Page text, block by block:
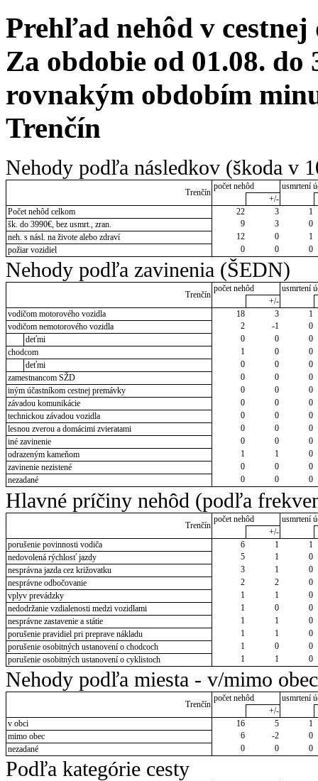
Prehľad nehôd v cestnej
Za obdobie od 01.08. do
rovnakým obdobím
Trenčín
Nehody podľa následkov (škoda v
Trenčín
počet nehôd
usmrtení
+/-
Počet nehôd celkom
22 3
1
šk. do 3990€, bez usmrt., zran.
9 3
0
neh. s násl. na živote alebo zdraví
12 0
1
požiar vozidiel
0 0 0
Nehody podľa zavinenia (ŠEDN)
Trenčín
počet nehôd
usmrtení
+/-
vodičom motorového vozidla
18 3
1
vodičom nemotorového vozidla
2 -1
0
deťmi
0 0
0
chodcom
1 0
0
deťmi
0 0
0
zamestnancom SŽD
0 0
0
iným účastníkom cestnej premávky
0 0
0
závadou komunikácie
0 0
0
technickou závadou vozidla
0 0
0
lesnou zverou a domácimi zvieratami
0 0
0
iné zavinenie
0 0
0
odrazeným kameňom
1 1
0
zavinenie nezistené
0 0
0
nezadané
0 0 0
Hlavné príčiny nehôd (podľa
Trenčín
počet nehôd
usmrtení
+/-
porušenie povinnosti vodiča
6 1
1
nedovolená rýchlosť jazdy
5 1
0
nesprávna jazda cez križovatku
3 1
0
nesprávne odbočovanie
2 2
0
vplyv prevádzky
1 1
0
nedodržanie vzdialenosti medzi vozidlami
1 0
0
nesprávne zastavenie a státie
1 1
0
porušenie pravidiel pri preprave nákladu
1 1
0
porušenie osobitných ustanovení o chodcoch
1 0
0
porušenie osobitných ustanovení o cyklistoch
1 1 0
Nehody podľa miesta - v/mimo obec
Trenčín
počet nehôd
usmrtení
+/-
v obci
16 5
1
mimo obec
6 -2
0
nezadané
0 0 0
Podľa kategórie cesty